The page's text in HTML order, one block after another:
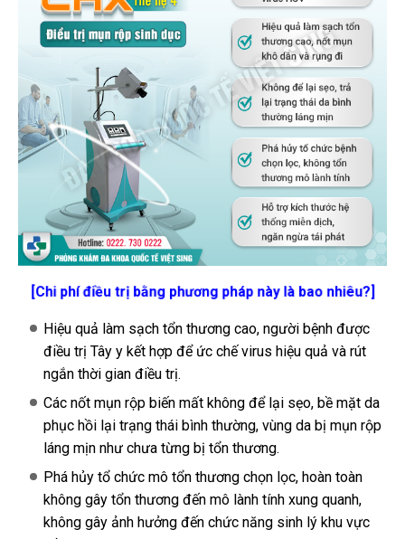
[Chi phí điều trị bằng phương pháp này là bao nhiêu?]
Hiệu quả làm sạch tổn thương cao, người bệnh được
điều trị Tây y kết hợp để ức chế virus hiệu quả và rút
ngắn thời gian điều trị.
Các nốt mụn rộp biến mất không để lại sẹo, bề mặt da
phục hồi lại trạng thái bình thường, vùng da bị mụn rộp
láng mịn như chưa từng bị tổn thương.
Phá hủy tổ chức mô tổn thương chọn lọc, hoàn toàn
không gây tổn thương đến mô lành tính xung quanh,
không gây ảnh hưởng đến chức năng sinh lý khu vực